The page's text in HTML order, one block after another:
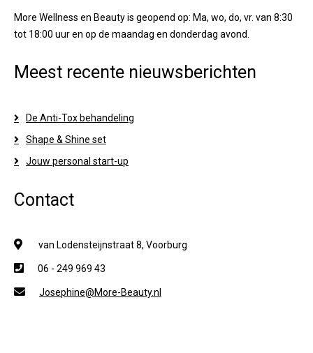
More Wellness en Beauty is geopend op: Ma, wo, do, vr. van 8:30
tot 18:00 uur en op de maandag en donderdag avond.
Meest recente nieuwsberichten
De Anti-Tox behandeling
Shape & Shine set
Jouw personal start-up
Contact
van Lodensteijnstraat 8, Voorburg
06 - 249 969 43
Josephine@More-Beauty.nl